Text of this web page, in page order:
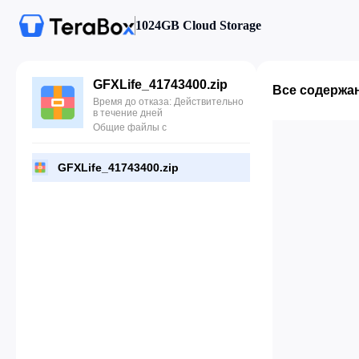
1024GB Cloud Storage
GFXLife_41743400.zip
Время до отказа: Действительно
в течение дней
Общие файлы с
GFXLife_41743400.zip
Все